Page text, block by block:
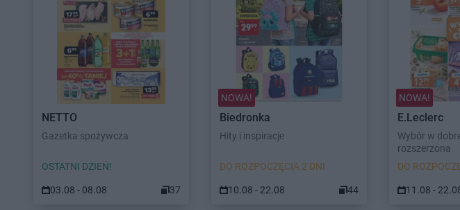
NETTO
Gazetka spożywcza
OSTATNI DZIEŃ!
03.08 - 08.08 37
NOWA!
Biedronka
Hity i inspiracje
DO ROZPOCZĘCIA 2 DNI
10.08 - 22.08 44
NOWA!
E.Leclerc
Wybór w
rozszerzona
DO
11.08 -